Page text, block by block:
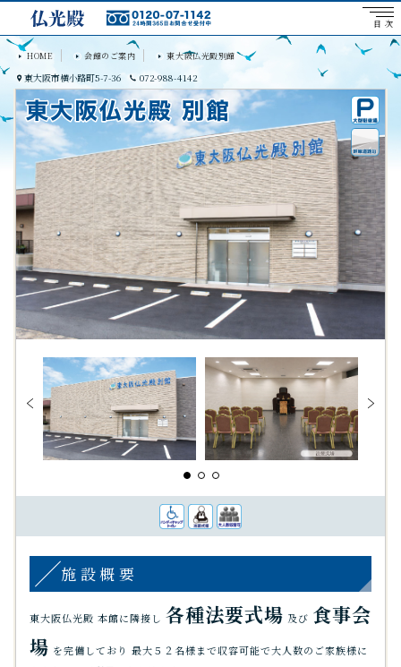
目 次
HOME 会館のご案内 東大阪仏光殿別館
東大阪市横小路町5-7-36 072-988-4142
施設概要
東大阪仏光殿 本館に隣接し 各種法要式場 及び 食事会
場 を完備しており 最大５２名様まで収容可能で大人数のご家族様に